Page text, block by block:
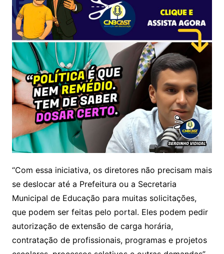
“Com essa iniciativa, os diretores não precisam mais
se deslocar até a Prefeitura ou a Secretaria
Municipal de Educação para muitas solicitações,
que podem ser feitas pelo portal. Eles podem pedir
autorização de extensão de carga horária,
contratação de profissionais, programas e projetos